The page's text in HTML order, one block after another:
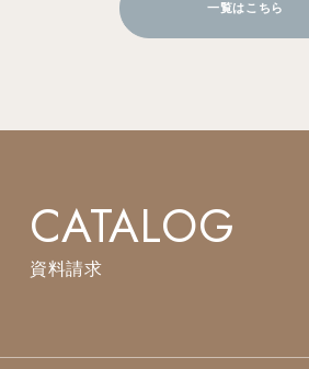
一覧はこちら
CATALOG
資料請求